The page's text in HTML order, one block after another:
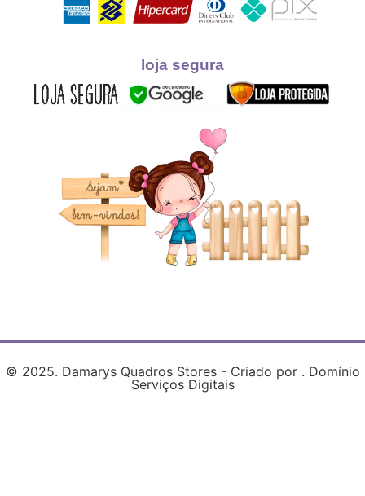
loja segura
© 2025. Damarys Quadros Stores - Criado por . Domínio
Serviços Digitais